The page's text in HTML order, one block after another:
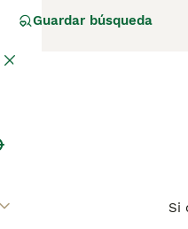
German Rex presenta
suelen llevarse bien con
cepillado regular pero
generalmente saludable
Guardar búsqueda
Si